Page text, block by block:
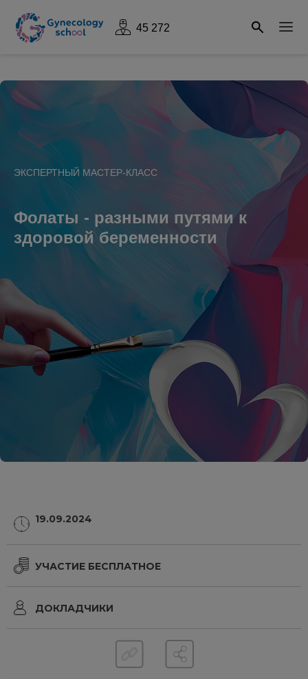
45 272
ЭКСПЕРТНЫЙ МАСТЕР-КЛАСС
Фолаты - разными путями к
здоровой беременности
19.09.2024
УЧАСТИЕ БЕСПЛАТНОЕ
ДОКЛАДЧИКИ